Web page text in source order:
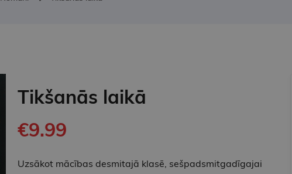
Tikšanās laikā
€9.99
Uzsākot mācības desmitajā klasē, sešpadsmitgadīgajai